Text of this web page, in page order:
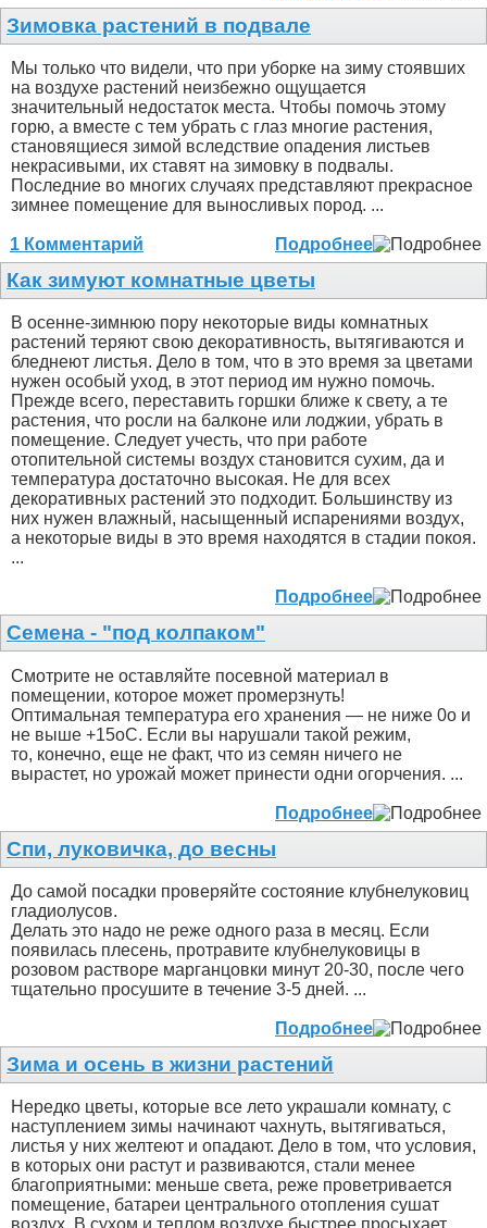
Зимовка растений в подвале
Мы только что видели, что при уборке на зиму стоявших
на воздухе растений неизбежно ощущается
значительный недостаток места. Чтобы помочь этому
горю, а вместе с тем убрать с глаз многие растения,
становящиеся зимой вследствие опадения листьев
некрасивыми, их ставят на зимовку в подвалы.
Последние во многих случаях представляют прекрасное
зимнее помещение для выносливых пород. ...
1 Комментарий Подробнее
Как зимуют комнатные цветы
В осенне-зимнюю пору некоторые виды комнатных
растений теряют свою декоративность, вытягиваются и
бледнеют листья. Дело в том, что в это время за цветами
нужен особый уход, в этот период им нужно помочь.
Прежде всего, переставить горшки ближе к свету, а те
растения, что росли на балконе или лоджии, убрать в
помещение. Следует учесть, что при работе
отопительной системы воздух становится сухим, да и
температура достаточно высокая. Не для всех
декоративных растений это подходит. Большинству из
них нужен влажный, насыщенный испарениями воздух,
а некоторые виды в это время находятся в стадии покоя.
...
Подробнее
Семена - "под колпаком"
Смотрите не оставляйте посевной материал в
помещении, которое может промерзнуть!
Оптимальная температура его хранения — не ниже 0о и
не выше +15оС. Если вы нарушали такой режим,
то, конечно, еще не факт, что из семян ничего не
вырастет, но урожай может принести одни огорчения. ...
Подробнее
Спи, луковичка, до весны
До самой посадки проверяйте состояние клубнелуковиц
гладиолусов.
Делать это надо не реже одного раза в месяц. Если
появилась плесень, протравите клубнелуковицы в
розовом растворе марганцовки минут 20-30, после чего
тщательно просушите в течение 3-5 дней. ...
Подробнее
Зима и осень в жизни растений
Нередко цветы, которые все лето украшали комнату, с
наступлением зимы начинают чахнуть, вытягиваться,
листья у них желтеют и опадают. Дело в том, что условия,
в которых они растут и развиваются, стали менее
благоприятными: меньше света, реже проветривается
помещение, батареи центрального отопления сушат